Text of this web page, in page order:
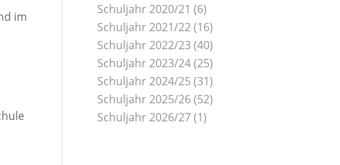
im
Schuljahr 2020/21 (6)
Schuljahr 2021/22(16)
Schuljahr 2022/23 (40)
Schuljahr 2023/24(25)
Schuljahr 2024/25 (31)
Schuljahr 2025/26(52)
Schuljahr 2026/27(1)